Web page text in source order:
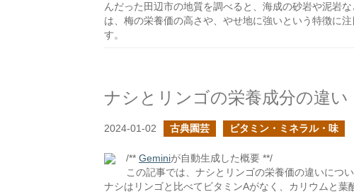
んだった田辺市の地質を調べると、海成の砂岩や泥岩
は、梅の栄養価の高さや、やせ地に強いという特徴に
す。
ナシとリンゴの栄養成分の違い
2024-01-02 古典園芸 ビタミン・ミネラル・味
/** Geminiが自動生成した概要 **/
この記事では、ナシとリンゴの栄養価の違いにつ
ナシはリンゴと比べてビタミンAがなく、カリウムと